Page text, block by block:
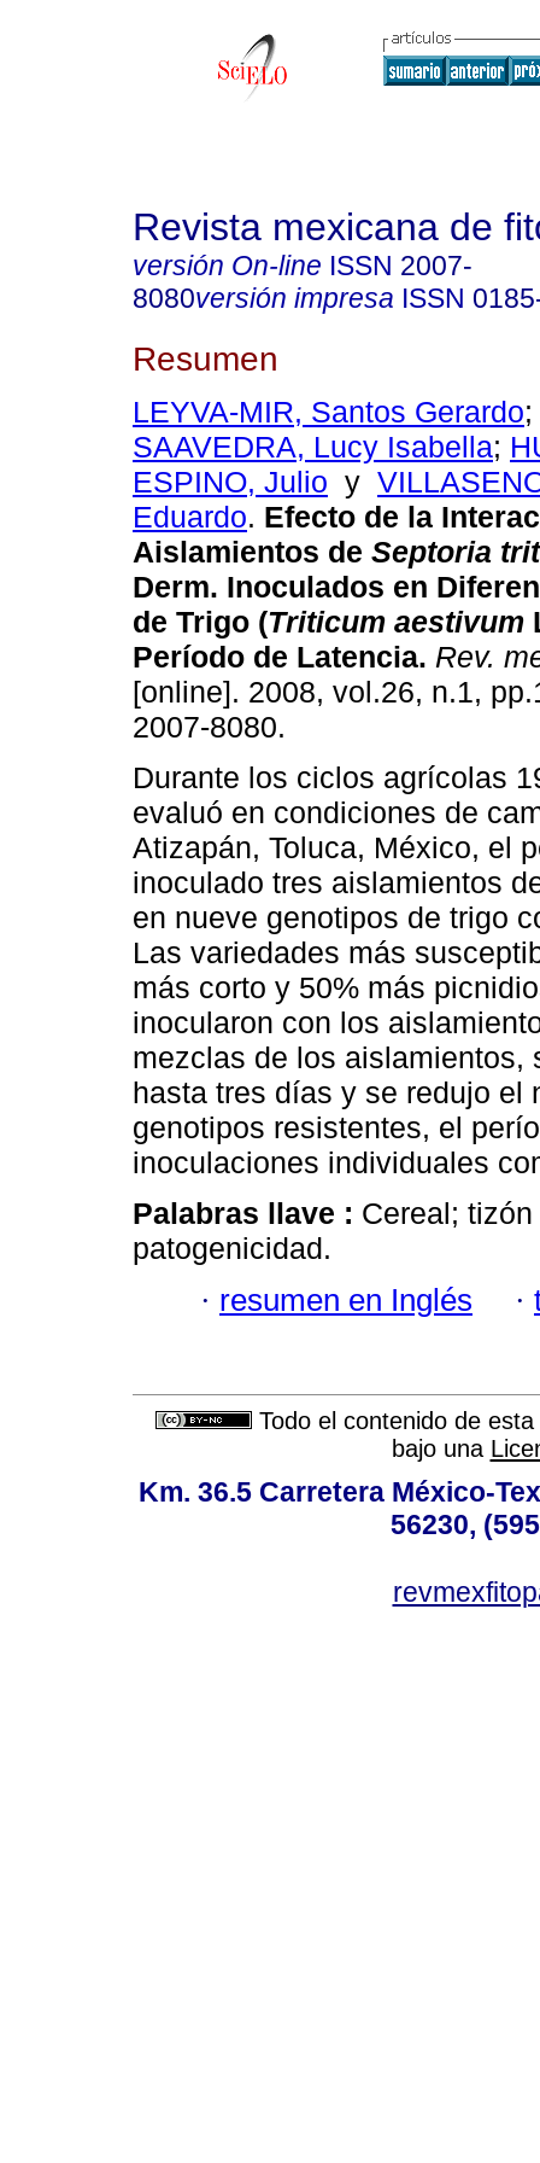
Revista mexicana de
versión On-line ISSN 2007-
8080versión impresa ISSN
Resumen
LEYVA-MIR, Santos Gerardo;
SAAVEDRA, Lucy Isabella;
ESPINO, Julio y
Eduardo. Efecto de la
Aislamientos de Septoria
Derm. Inoculados en
de Trigo (Triticum aestivum
Período de Latencia. Rev.
[online]. 2008, vol.26, n.1,
2007-8080.
Durante los ciclos agrícolas
evaluó en condiciones de
Atizapán, Toluca, México, el
inoculado tres aislamientos
en nueve genotipos de trigo
Las variedades más
más corto y 50% más
inocularon con los
mezclas de los aislamientos,
hasta tres días y se redujo el
genotipos resistentes, el
inoculaciones individuales
Palabras llave : Cereal;
patogenicidad.
· resumen en Inglés ·
Todo el contenido de
bajo una
Km. 36.5 Carretera México-
56230,